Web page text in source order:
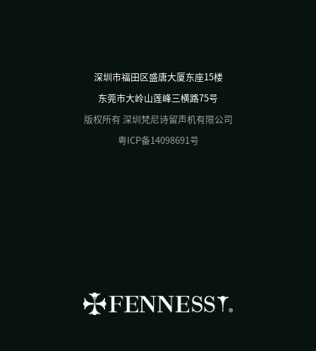
深圳市福田区盛唐大厦东座15楼
东莞市大岭山莲峰三横路75号
版权所有 深圳梵尼诗留声机有限公司
粤ICP备14098691号